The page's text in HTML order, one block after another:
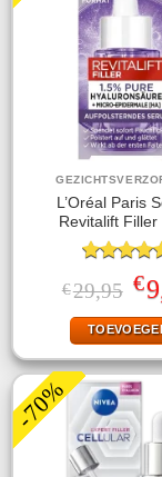
L’Oréal Paris
Revitalift Filler
4.50uit 5
€29,95
prijs
was:
€
-70%